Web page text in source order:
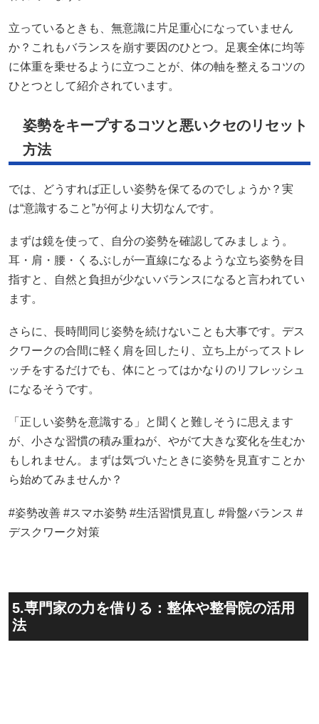
立っているときも、無意識に片足重心になっていません
か？これもバランスを崩す要因のひとつ。足裏全体に均等
に体重を乗せるように立つことが、体の軸を整えるコツの
ひとつとして紹介されています。
姿勢をキープするコツと悪いクセのリセット
方法
では、どうすれば正しい姿勢を保てるのでしょうか？実
は“意識すること”が何より大切なんです。
まずは鏡を使って、自分の姿勢を確認してみましょう。
耳・肩・腰・くるぶしが一直線になるような立ち姿勢を目
指すと、自然と負担が少ないバランスになると言われてい
ます。
さらに、長時間同じ姿勢を続けないことも大事です。デス
クワークの合間に軽く肩を回したり、立ち上がってストレ
ッチをするだけでも、体にとってはかなりのリフレッシュ
になるそうです。
「正しい姿勢を意識する」と聞くと難しそうに思えます
が、小さな習慣の積み重ねが、やがて大きな変化を生むか
もしれません。まずは気づいたときに姿勢を見直すことか
ら始めてみませんか？
#姿勢改善 #スマホ姿勢 #生活習慣見直し #骨盤バランス #
デスクワーク対策
5.専門家の力を借りる：整体や整骨院の活用
法